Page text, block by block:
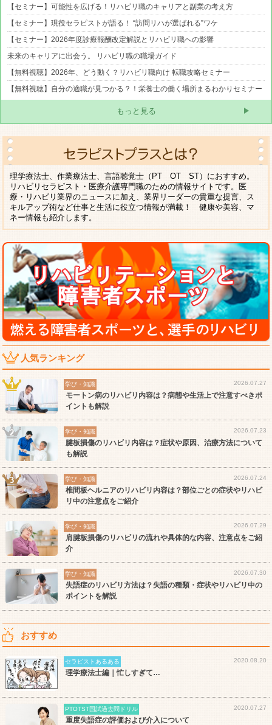
【セミナー】可能性を広げる！リハビリ職のキャリアと副業の考え方
【セミナー】現役セラピストが語る！ “訪問リハが選ばれる”ワケ
【セミナー】2026年度診療報酬改定解説とリハビリ職への影響
未来のキャリアに出会う。 リハビリ職の職場ガイド
【無料視聴】2026年、どう動く？リハビリ職向け 転職攻略セミナー
【無料視聴】自分の適職が見つかる？！栄養士の働く場所まるわかりセミナー
もっと見る
理学療法士、作業療法士、言語聴覚士（PT OT ST）におすすめ。
リハビリセラピスト・医療介護専門職のための情報サイトです。医
療・リハビリ業界のニュースに加え、業界リーダーの貴重な提言、ス
キルアップ術など仕事と生活に役立つ情報が満載！ 健康や美容、マ
ネー情報も紹介します。
人気ランキング
学び・知識 2026.07.27
モートン病のリハビリ内容は？病態や生活上で注意すべきポ
イントも解説
学び・知識 2026.07.23
腱板損傷のリハビリ内容は？症状や原因、治療方法について
も解説
学び・知識 2026.07.24
椎間板ヘルニアのリハビリ内容は？部位ごとの症状やリハビ
リ中の注意点をご紹介
学び・知識 2026.07.29
肩腱板損傷のリハビリの流れや具体的な内容、注意点をご紹
介
学び・知識 2026.07.30
失語症のリハビリ方法は？失語の種類・症状やリハビリ中の
ポイントを解説
おすすめ
セラピストあるある 2020.08.20
理学療法士編｜忙しすぎて…
PTOTST国試過去問ドリル 2020.07.27
重度失語症の評価および介入について